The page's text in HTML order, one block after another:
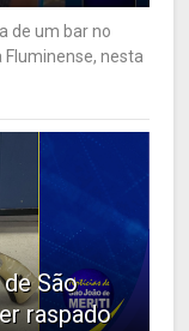
de um bar no
Fluminense, nesta
São
raspado